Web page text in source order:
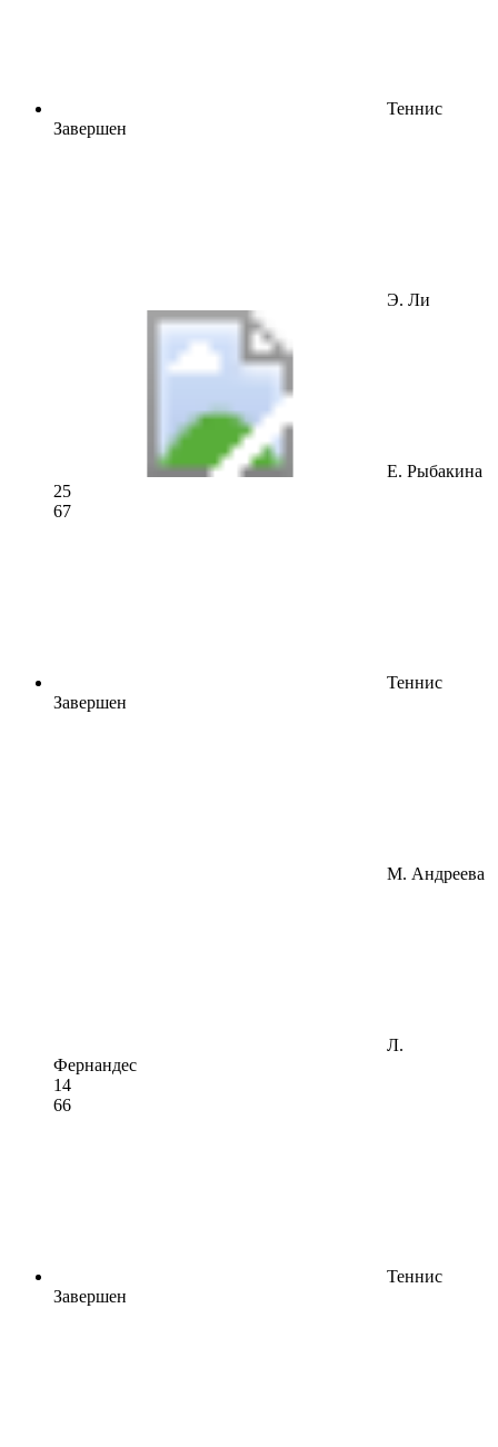
Теннис
Завершен
Э. Ли
Е. Рыбакина
25
67
Теннис
Завершен
М. Андреева
Л.
Фернандес
14
66
Теннис
Завершен